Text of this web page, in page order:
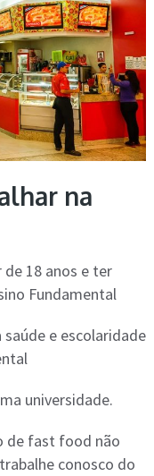
na
de 18 anos e ter
Fundamental
saúde e escolaridade
universidade.
de fast food não
conosco do